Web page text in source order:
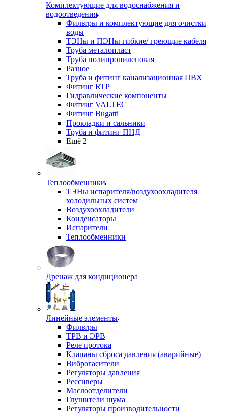
Комплектующие для водоснабжения и
водоотведения
Фильтры и комплектующие для очистки
воды
ТЭНы и ПЭНы гибкие/ греющие кабеля
Труба металопласт
Труба полипропиленовая
Разное
Труба и фитинг канализационная ПВХ
Фитинг RTP
Гидравлические компоненты
Фитинг VALTEC
Фитинг Bugatti
Прокладки и сальники
Труба и фитинг ПНД
Ещё 2
Теплообменники
ТЭНы испарителя/воздухоохладителя
холодильных систем
Воздухоохладители
Конденсаторы
Испарители
Теплообменники
Дренаж для кондиционера
Линейные элементы
Фильтры
ТРВ и ЭРВ
Реле протока
Клапаны сброса давления (аварийные)
Виброгасители
Регуляторы давления
Рессиверы
Маслоотделители
Глушители шума
Регуляторы производительности